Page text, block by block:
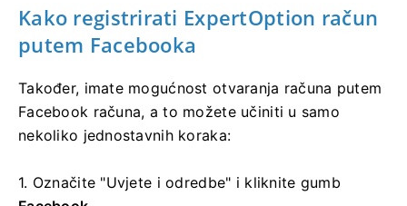
Kako registrirati ExpertOption račun
putem Facebooka
Također, imate mogućnost otvaranja računa putem
Facebook računa, a to možete učiniti u samo
nekoliko jednostavnih koraka:
1. Označite "Uvjete i odredbe" i kliknite gumb